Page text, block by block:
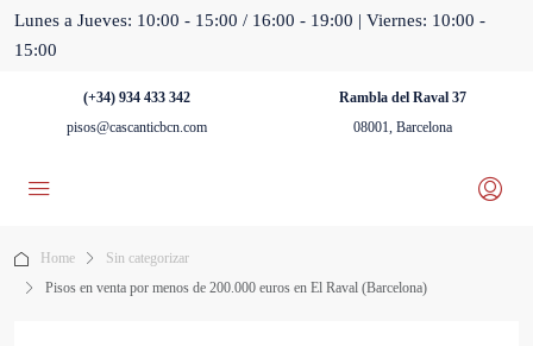
Lunes a Jueves: 10:00 - 15:00 / 16:00 - 19:00 | Viernes: 10:00 -
15:00
(+34) 934 433 342
pisos@cascanticbcn.com
Rambla del Raval 37
08001, Barcelona
Home
Sin categorizar
Pisos en venta por menos de 200.000 euros en El Raval (Barcelona)